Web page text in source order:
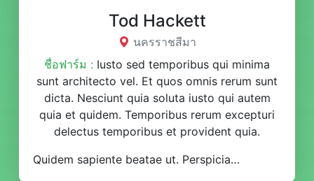
Tod Hackett
นครราชสีมา
ชื่อฟาร์ม : Iusto sed temporibus qui minima
sunt architecto vel. Et quos omnis rerum sunt
dicta. Nesciunt quia soluta iusto qui autem
quia et quidem. Temporibus rerum excepturi
delectus temporibus et provident quia.
Quidem sapiente beatae ut. Perspiciatis id fugiat repudiandae eos. Libero ut debitis corrupti. Iste id molestiae asperiores est dolore ratione sit. Quo temporibus quia aperiam et.